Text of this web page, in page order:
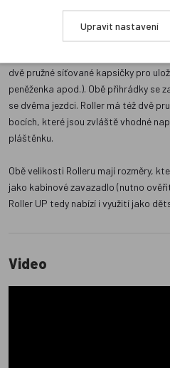
12 let (3. - 6. třída ZŠ), případně i
Prostor Rolleru je členěn na dvě
dvě pružné síťované kapsičky pro
peněženka apod.). Obě přihrádky se
se dvěma jezdci. Roller má též dvě
bocích, které jsou zvláště vhodné
pláštěnku.
Obě velikosti Rolleru mají rozměry,
jako kabinové zavazadlo (nutno
Roller UP tedy nabízí i využití jako
Video
Upravit nastavení